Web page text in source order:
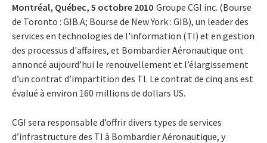
Montréal, Québec, 5 octobre 2010 Groupe CGI inc. (Bourse
de Toronto : GIB.A; Bourse de New York : GIB), un leader des
services en technologies de l'information (TI) et en gestion
des processus d'affaires, et Bombardier Aéronautique ont
annoncé aujourd’hui le renouvellement et l’élargissement
d’un contrat d’impartition des TI. Le contrat de cinq ans est
évalué à environ 160 millions de dollars US.
CGI sera responsable d’offrir divers types de services
d’infrastructure des TI à Bombardier Aéronautique, y